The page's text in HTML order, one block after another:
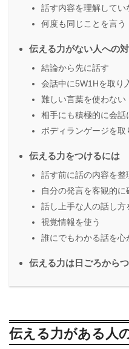
話す内容を理解してい
何度も同じことを言う
伝える力がない人への
結論から先に話す
会話中に5W1Hを取り
難しい言葉を使わない
相手にも積極的に会話
ボディランゲージを取
伝える力をつけるには
話す前に話の内容を整
自分の発言を客観的に
話し上手な人の話し方
視覚情報を使う
誰にでもわかる話を心
伝える力は日ごろから
伝える力がある人